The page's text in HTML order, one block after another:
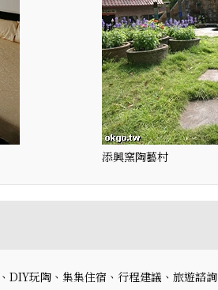
添興窯陶藝村
DIY玩陶、集集住宿、行程建議、旅遊諮詢